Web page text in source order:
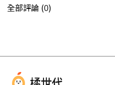
全部評論 (0)